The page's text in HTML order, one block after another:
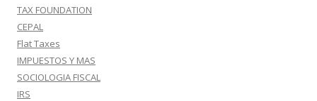
TAX FOUNDATION
CEPAL
Flat Taxes
IMPUESTOS Y MAS
SOCIOLOGIA FISCAL
IRS